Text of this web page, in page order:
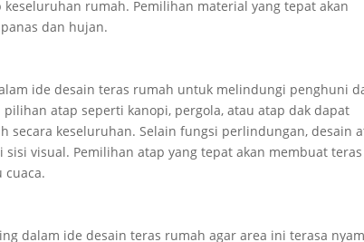
rumah. Pemilihan material yang tepat akan
dan hujan.
ide desain teras rumah untuk melindungi penghuni
atap seperti kanopi, pergola, atau atap dak dapat
secara keseluruhan. Selain fungsi perlindungan, desain
visual. Pemilihan atap yang tepat akan membuat teras
cuaca.
dalam ide desain teras rumah agar area ini terasa